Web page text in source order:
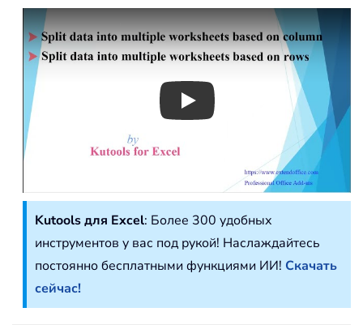
Play
Kutools для Excel: Более 300 удобных
инструментов у вас под рукой! Наслаждайтесь
постоянно бесплатными функциями ИИ! Скачать
сейчас!